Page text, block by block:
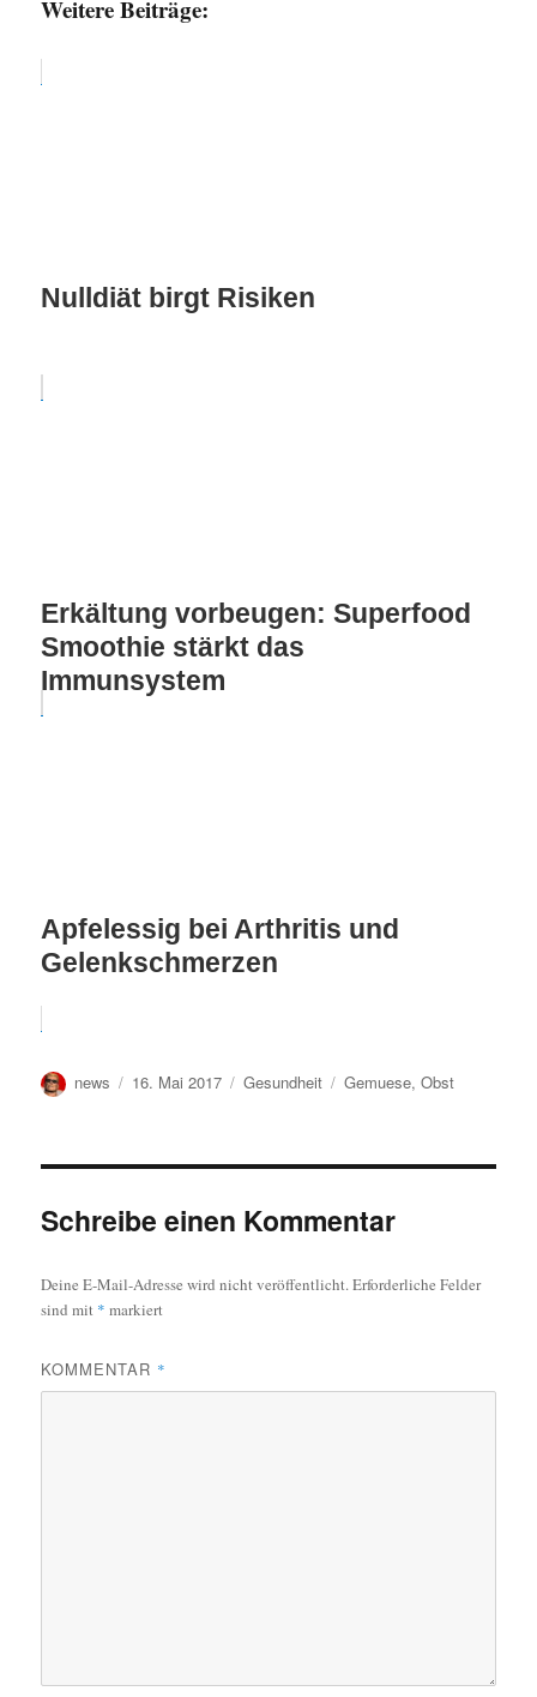
Weitere Beiträge:
Nulldiät birgt Risiken
Erkältung vorbeugen: Superfood
Smoothie stärkt das
Immunsystem
Apfelessig bei Arthritis und
Gelenkschmerzen
Autor
news
Veröffentlicht
16. Mai 2017 Kategorien
Gesundheit Schlagwörter
Gemuese,Obst
Schreibe einen Kommentar
Deine E-Mail-Adresse wird nicht veröffentlicht. Erforderliche Felder
sind mit * markiert
KOMMENTAR *